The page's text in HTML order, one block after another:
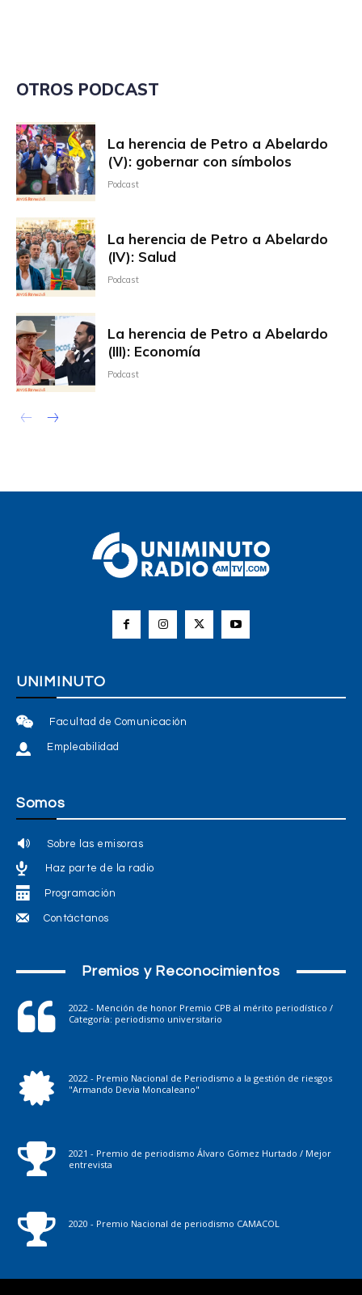
OTROS PODCAST
La herencia de Petro a Abelardo
(V): gobernar con símbolos
Podcast
La herencia de Petro a Abelardo
(IV): Salud
Podcast
La herencia de Petro a Abelardo
(III): Economía
Podcast
UNIMINUTO
Facultad de Comunicación
Empleabilidad
Somos
Sobre las emisoras
Haz parte de la radio
Programación
Contáctanos
Premios y Reconocimientos
2022 - Mención de honor Premio CPB al mérito periodístico /
Categoría: periodismo universitario
2022 - Premio Nacional de Periodismo a la gestión de riesgos
"Armando Devia Moncaleano"
2021 - Premio de periodismo Álvaro Gómez Hurtado / Mejor
entrevista
2020 - Premio Nacional de periodismo CAMACOL